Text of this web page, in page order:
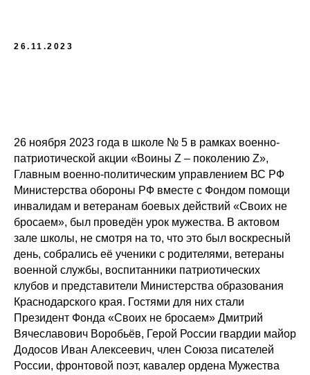
26.11.2023
26 ноября 2023 года в школе № 5 в рамках военно-
патриотической акции «Воины Z – поколению Z»,
Главным военно-политическим управлением ВС РФ
Министерства обороны РФ вместе с Фондом помощи
инвалидам и ветеранам боевых действий «Своих не
бросаем», был проведён урок мужества. В актовом
зале школы, не смотря на то, что это был воскресный
день, собрались её ученики с родителями, ветераны
военной службы, воспитанники патриотических
клубов и представители Министерства образования
Краснодарского края. Гостями для них стали
Президент Фонда «Своих не бросаем» Дмитрий
Вячеславович Воробьёв, Герой России гвардии майор
Додосов Иван Алексеевич, член Союза писателей
России, фронтовой поэт, кавалер ордена Мужества